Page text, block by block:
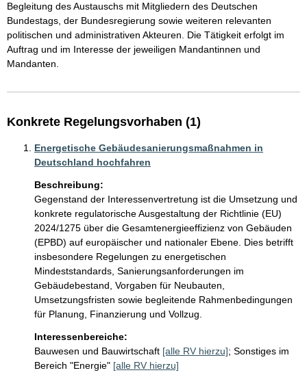
Begleitung des Austauschs mit Mitgliedern des Deutschen
Bundestags, der Bundesregierung sowie weiteren relevanten
politischen und administrativen Akteuren. Die Tätigkeit erfolgt im
Auftrag und im Interesse der jeweiligen Mandantinnen und
Mandanten.
Konkrete Regelungsvorhaben (1)
Energetische Gebäudesanierungsmaßnahmen in
Deutschland hochfahren
Beschreibung:
Gegenstand der Interessenvertretung ist die Umsetzung und
konkrete regulatorische Ausgestaltung der Richtlinie (EU)
2024/1275 über die Gesamtenergieeffizienz von Gebäuden
(EPBD) auf europäischer und nationaler Ebene. Dies betrifft
insbesondere Regelungen zu energetischen
Mindeststandards, Sanierungsanforderungen im
Gebäudebestand, Vorgaben für Neubauten,
Umsetzungsfristen sowie begleitende Rahmenbedingungen
Interessenbereiche:
Bauwesen und Bauwirtschaft [alle RV hierzu]; Sonstiges im
Bereich "Energie" [alle RV hierzu]